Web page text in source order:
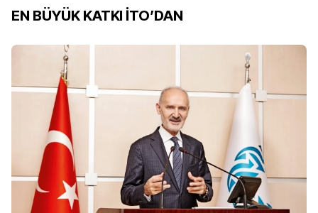
EN BÜYÜK KATKI İTO’DAN